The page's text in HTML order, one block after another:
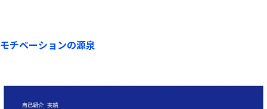
モチベーションの源泉